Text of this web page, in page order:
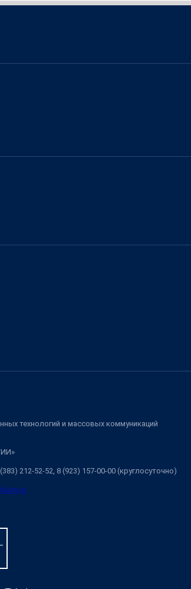
технологий и массовых коммуникаций
212-52-52, 8 (923) 157-00-00 (круглосуточно)